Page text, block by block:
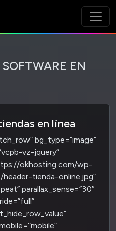
SOFTWARE EN
en línea
bg_type=”image”
vz-jquery”
okhosting.com/wp-
tienda-online.jpg”
parallax_sense=”30″